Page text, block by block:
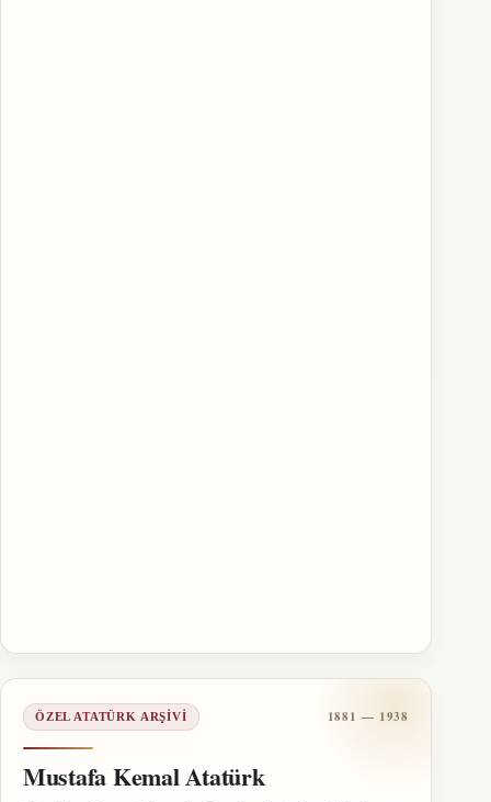
ÖZEL ATATÜRK ARŞIVI 1881 — 1938
Mustafa Kemal Atatürk